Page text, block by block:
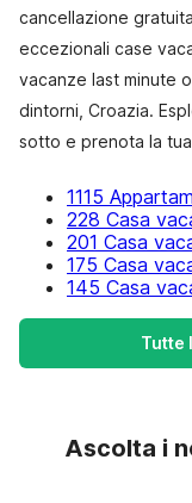
cancellazione
eccezionali case
vacanze last minute
dintorni, Croazia.
sotto e prenota la
1115
228 Casa
201 Casa
175 Casa
145 Casa
Tutte
Ascolta i